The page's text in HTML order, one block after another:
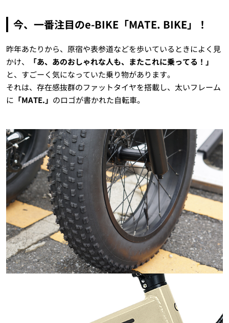
今、一番注目のe-BIKE「MATE. BIKE」！
昨年あたりから、原宿や表参道などを歩いているときによく見
かけ、
「あ、あのおしゃれな人も、またこれに乗ってる！」
と、すごーく気になっていた乗り物があります。
それは、存在感抜群のファットタイヤを搭載し、太いフレーム
に 「MATE.」 のロゴが書かれた自転車。